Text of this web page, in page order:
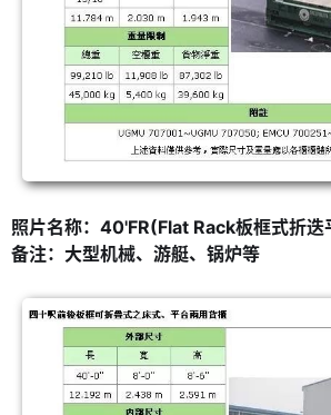
照片名称：40'FR(Flat Rack板框式折迭
备注：大型机械、游艇、锅炉等